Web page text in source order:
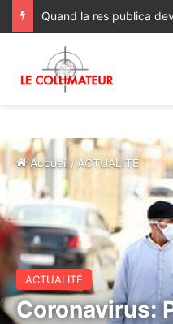
Accueil/ ACTUALITÉ
ACTUALITÉ
Coronavirus: